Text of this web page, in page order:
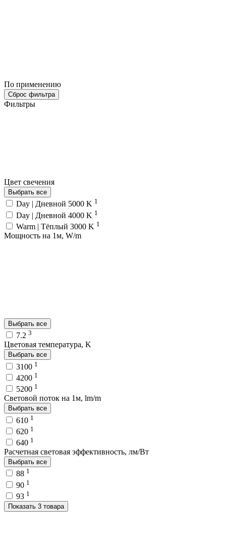
По применению
Сброс фильтра
Фильтры
Цвет свечения
Выбрать все
Day | Дневной 5000 K 1
Day | Дневной 4000 K 1
Warm | Тёплый 3000 K 1
Мощность на 1м, W/m
Выбрать все
7.2 3
Цветовая температура, K
Выбрать все
3100 1
4200 1
5200 1
Световой поток на 1м, lm/m
Выбрать все
610 1
620 1
640 1
Расчетная световая эффективность, лм/Вт
Выбрать все
88 1
90 1
93 1
Показать 3 товара